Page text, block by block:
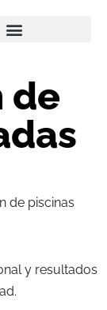
de
de piscinas
y resultados